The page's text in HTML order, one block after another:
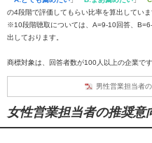
の4段階で評価してもらい比率を算出していま
※10段階聴取については、A=9-10回答、
出しております。
商標対象は、回答者数が100人以上の企業です
男性営業担当者
女性営業担当者の推奨意